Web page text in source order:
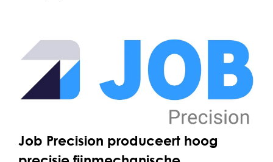
Job Precision produceert hoog